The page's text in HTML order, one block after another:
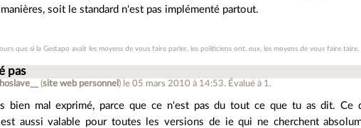
soit le standard n'est pas implémenté partout.
que si la Gestapo avait les moyens de vous faire parler, les politiciens ont, eux, les moyens de vous faire taire.
pas
(site web personnel ) le 05 mars 2010 à 14:53. Évalué à 1 .
bien mal exprimé, parce que ce n'est pas du tout ce que tu as dit. Ce
est aussi valable pour toutes les versions de ie qui ne cherchent